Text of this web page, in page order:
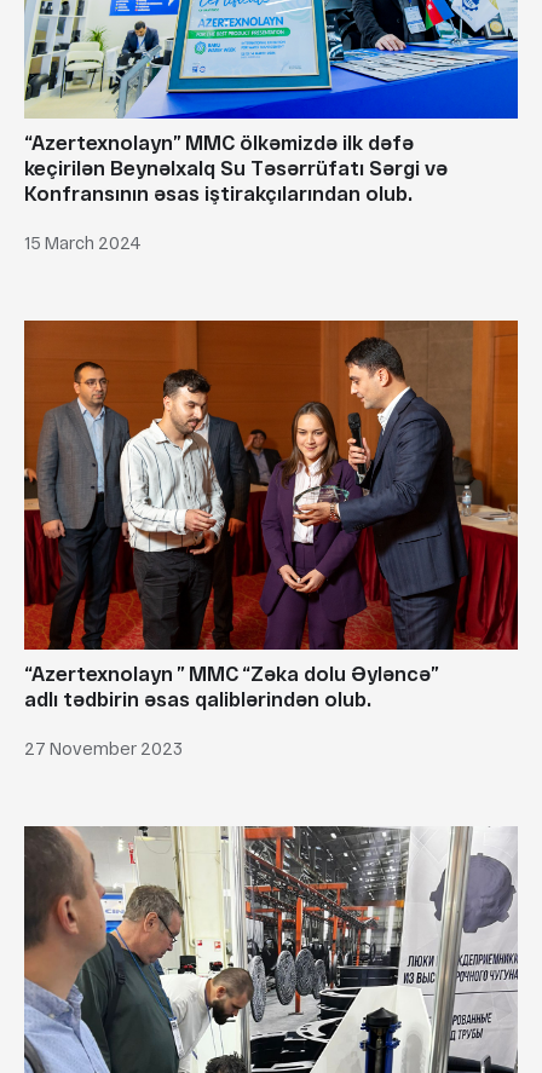
“Azertexnolayn” MMC ölkəmizdə ilk dəfə
keçirilən Beynəlxalq Su Təsərrüfatı Sərgi və
Konfransının əsas iştirakçılarından olub.
15 March 2024
“Azertexnolayn ” MMC “Zəka dolu Əyləncə”
adlı tədbirin əsas qaliblərindən olub.
27 November 2023